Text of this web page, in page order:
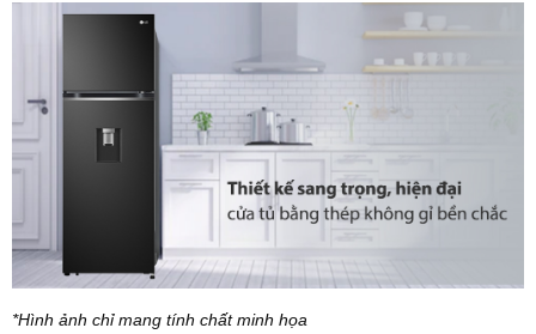
*Hình ảnh chỉ mang tính chất minh họa